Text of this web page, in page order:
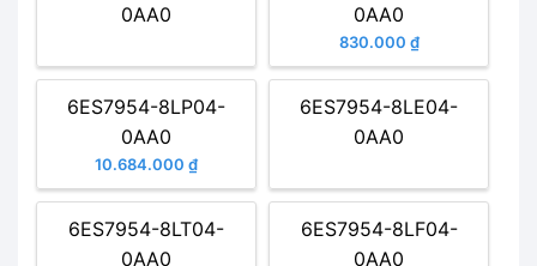
0AA0
0AA0
830.000 ₫
6ES7954-8LP04-
0AA0
10.684.000 ₫
6ES7954-8LE04-
0AA0
6ES7954-8LT04-
0AA0
6ES7954-8LF04-
0AA0